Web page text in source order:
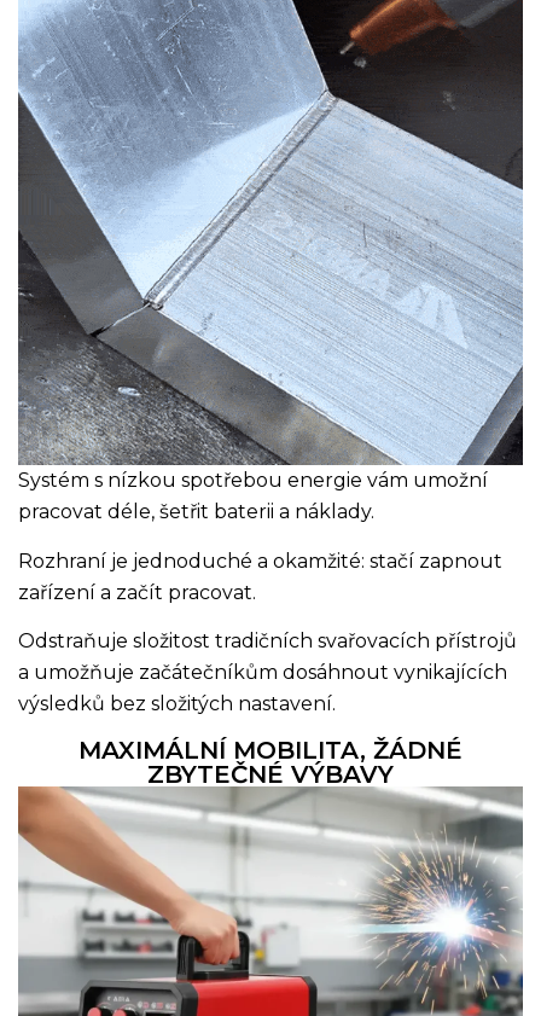
Systém s nízkou spotřebou energie vám umožní
pracovat déle, šetřit baterii a náklady.
Rozhraní je jednoduché a okamžité: stačí zapnout
zařízení a začít pracovat.
Odstraňuje složitost tradičních svařovacích přístrojů
a umožňuje začátečníkům dosáhnout vynikajících
výsledků bez složitých nastavení.
MAXIMÁLNÍ MOBILITA, ŽÁDNÉ
ZBYTEČNÉ VÝBAVY